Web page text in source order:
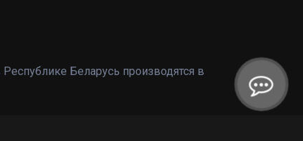
Беларусь производятся в